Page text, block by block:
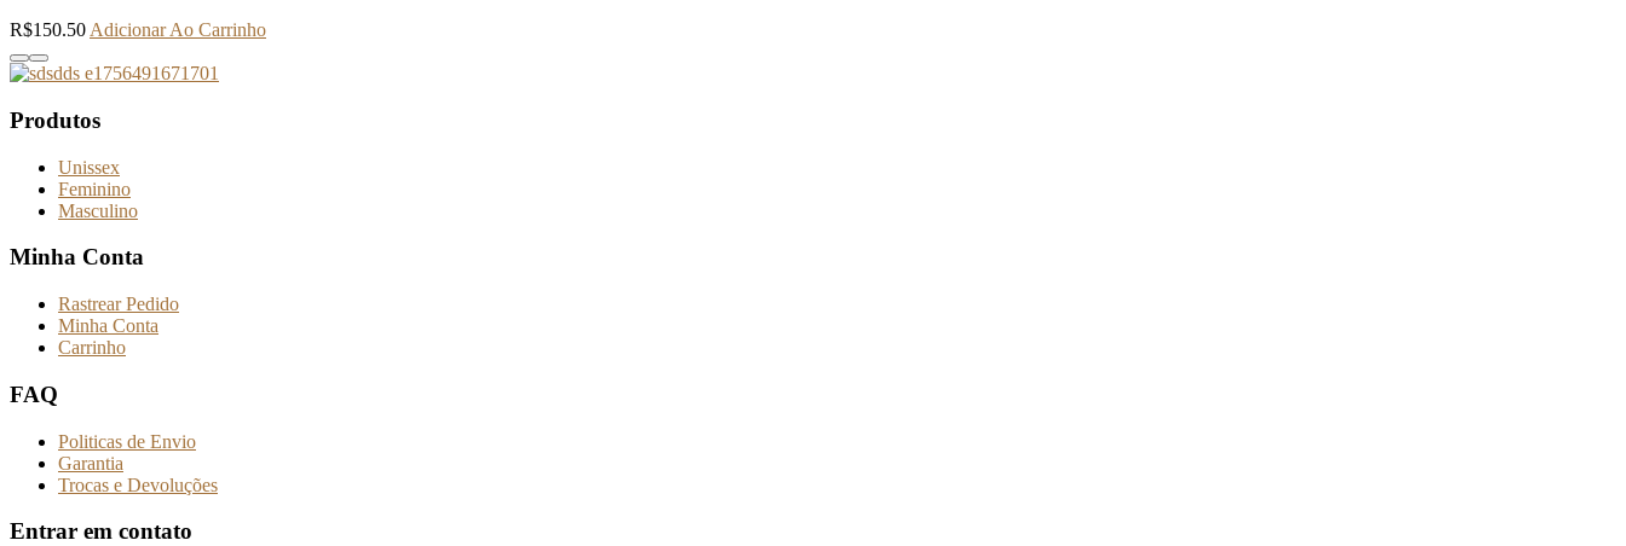
R$150.50 Adicionar Ao Carrinho
Produtos
Unissex
Feminino
Masculino
Minha Conta
Rastrear Pedido
Minha Conta
Carrinho
FAQ
Politicas de Envio
Garantia
Trocas e Devoluções
Entrar em contato